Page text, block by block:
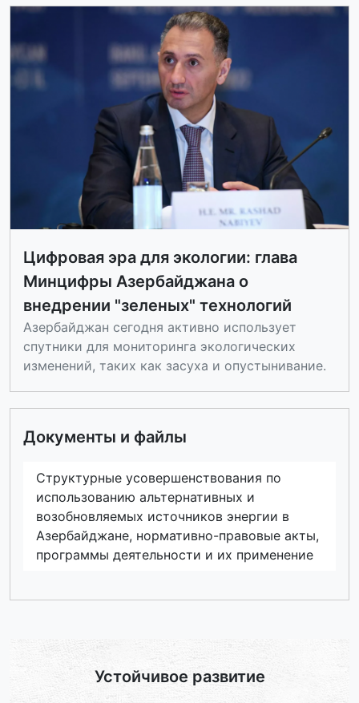
Цифровая эра для экологии: глава
Минцифры Азербайджана о
внедрении "зеленых" технологий
Азербайджан сегодня активно использует
спутники для мониторинга экологических
изменений, таких как засуха и опустынивание.
Документы и файлы
Структурные усовершенствования по
использованию альтернативных и
возобновляемых источников энергии в
Азербайджане, нормативно-правовые акты,
программы деятельности и их применение
Устойчивое развитие